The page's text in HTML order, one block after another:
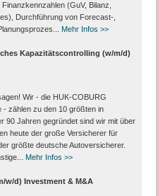
(GuV, Bilanz,
Durchführung von Forecast‑,
Mehr Infos >>
Kapazitätscontrolling (w/m/d)
Wir - die HUK-COBURG
- zählen zu den 10 größten in
90 Jahren gegründet sind wir mit über
heute der große Versicherer für
größte deutsche Autoversicherer.
Mehr Infos >>
w/d) Investment & M&A